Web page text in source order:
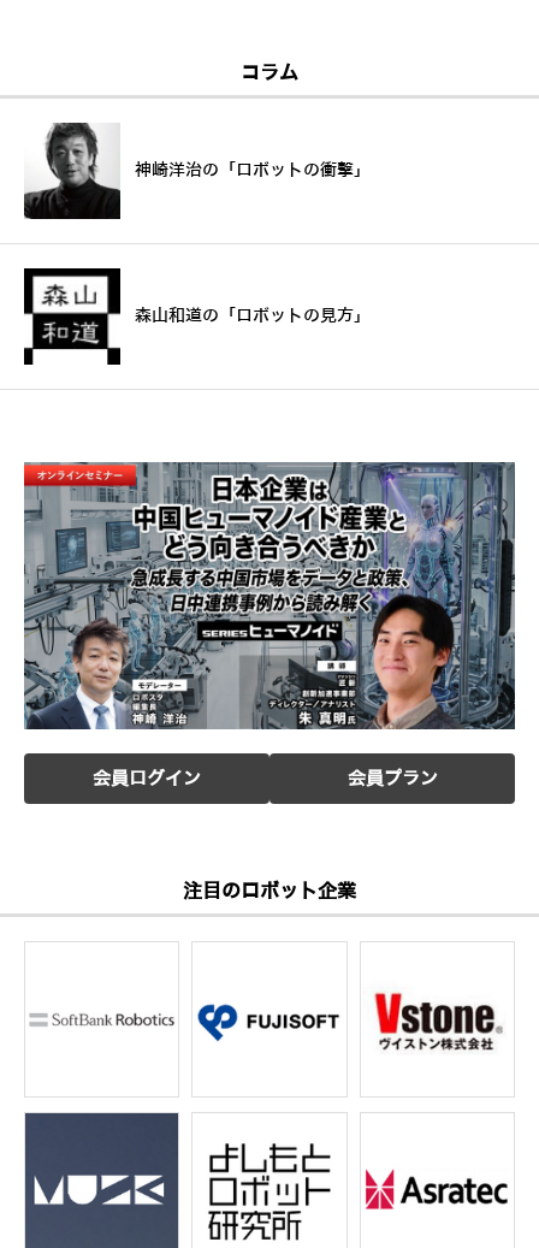
コラム
神崎洋治の「ロボットの衝撃」
森山和道の「ロボットの見方」
会員ログイン 会員プラン
注目のロボット企業